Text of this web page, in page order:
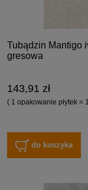
Tubądzin Mantigo
gresowa
143,91 zł
( 1 opakowanie płytek =
do koszyka